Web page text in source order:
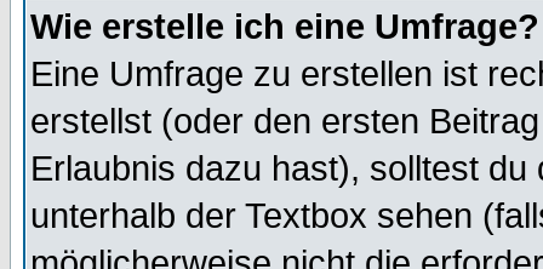
Wie erstelle ich eine Umfrage?
Eine Umfrage zu erstellen ist
erstellst (oder den ersten
Erlaubnis dazu hast), solltest
unterhalb der Textbox sehen